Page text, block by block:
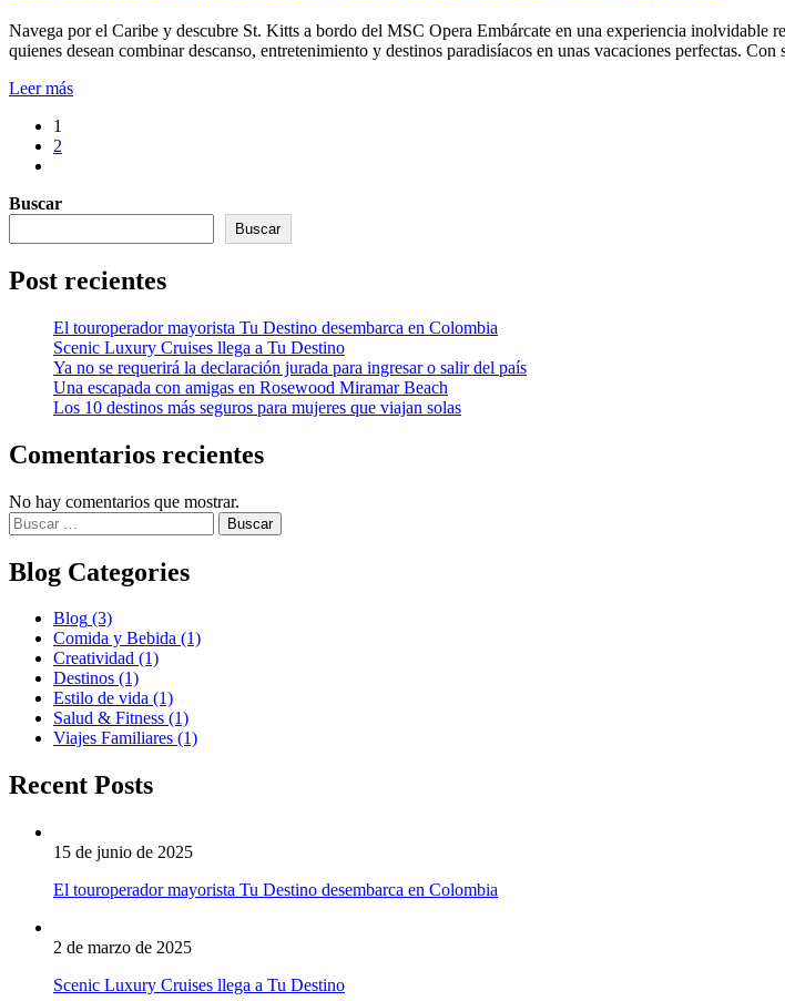
Navega por el Caribe y descubre St. Kitts a bordo del MSC Opera Embárcate en una experiencia inolvidable
quienes desean combinar descanso, entretenimiento y destinos paradisíacos en unas vacaciones perfectas.
Leer más
Paginación
1
2
Buscar
Buscar
Post recientes
El touroperador mayorista Tu Destino desembarca en Colombia
Scenic Luxury Cruises llega a Tu Destino
Ya no se requerirá la declaración jurada para ingresar o salir del país
Una escapada con amigas en Rosewood Miramar Beach
Los 10 destinos más seguros para mujeres que viajan solas
Comentarios recientes
No hay comentarios que mostrar.
Buscar:
Blog Categories
Blog (3)
Comida y Bebida (1)
Creatividad (1)
Destinos (1)
Estilo de vida (1)
Salud & Fitness (1)
Viajes Familiares (1)
Recent Posts
15 de junio de 2025
El touroperador mayorista Tu Destino desembarca en Colombia
2 de marzo de 2025
Scenic Luxury Cruises llega a Tu Destino